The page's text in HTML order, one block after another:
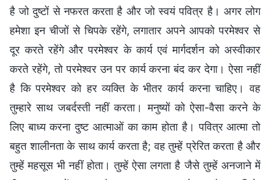
है जो दुष्टों से नफरत करता है और जो स्वयं पवित्र है। अगर लोग
हमेशा इन चीजों से चिपके रहेंगे, लगातार अपने आपको परमेश्वर से
दूर करते रहेंगे और परमेश्वर के कार्य एवं मार्गदर्शन को अस्वीकार
करते रहेंगे, तो परमेश्वर उन पर कार्य करना बंद कर देगा। ऐसा नहीं
है कि परमेश्वर को हर व्यक्ति के भीतर कार्य करना चाहिए। वह
तुम्हारे साथ जबर्दस्ती नहीं करता। मनुष्यों को ऐसा-वैसा करने के
लिए बाध्य करना दुष्ट आत्माओं का काम होता है। पवित्र आत्मा तो
बहुत शालीनता के साथ कार्य करता है; वह तुम्हें प्रेरित करता है और
तुम्हें महसूस भी नहीं होता। तुम्हें ऐसा लगता है जैसे तुम्हें अनजाने में